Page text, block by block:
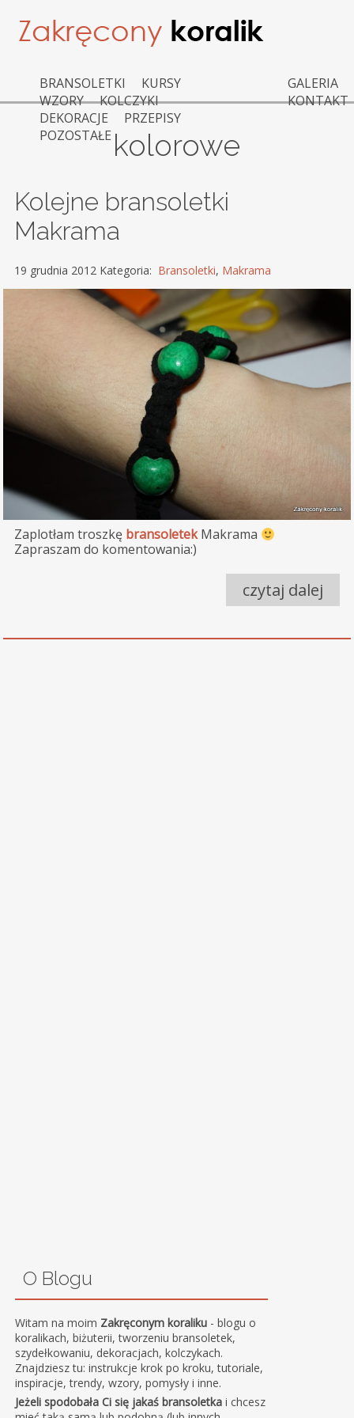
BRANSOLETKI
KURSY
WZORY
KOLCZYKI
DEKORACJE
PRZEPISY
POZOSTAŁE
GALERIA
KONTAKT
kolorowe
Kolejne bransoletki
Makrama
19 grudnia 2012 Kategoria: Bransoletki, Makrama
Zaplotłam troszkę bransoletekMakrama
Zapraszam do komentowania:)
czytaj dalej
O Blogu
Witam na moim Zakręconym koraliku - blogu o
koralikach, biżuterii, tworzeniu bransoletek,
szydełkowaniu, dekoracjach, kolczykach.
Znajdziesz tu: instrukcje krok po kroku, tutoriale,
inspiracje, trendy, wzory, pomysły i inne.
Jeżeli spodobała Ci się jakaś bransoletka i chcesz